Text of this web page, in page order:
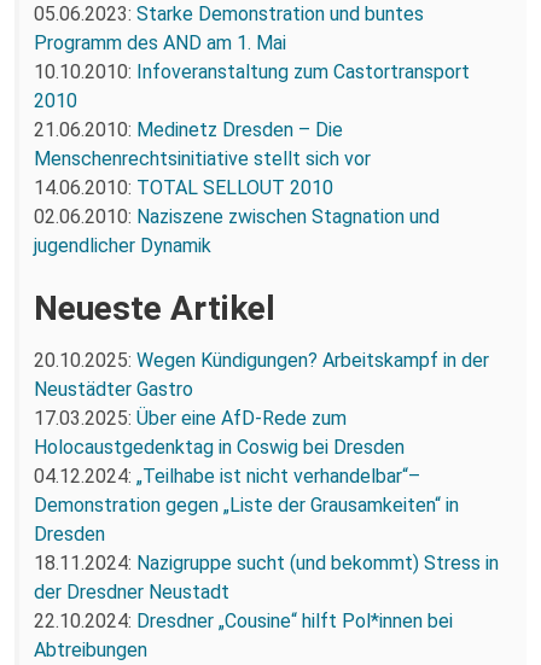
05.06.2023: Starke Demonstration und buntes
Programm des AND am 1. Mai
10.10.2010: Infoveranstaltung zum Castortransport
2010
21.06.2010: Medinetz Dresden – Die
Menschenrechtsinitiative stellt sich vor
14.06.2010: TOTAL SELLOUT 2010
02.06.2010: Naziszene zwischen Stagnation und
jugendlicher Dynamik
Neueste Artikel
20.10.2025: Wegen Kündigungen? Arbeitskampf in der
Neustädter Gastro
17.03.2025: Über eine AfD-Rede zum
Holocaustgedenktag in Coswig bei Dresden
04.12.2024: „Teilhabe ist nicht verhandelbar“–
Demonstration gegen „Liste der Grausamkeiten“ in
Dresden
18.11.2024: Nazigruppe sucht (und bekommt) Stress in
der Dresdner Neustadt
22.10.2024: Dresdner „Cousine“ hilft Pol*innen bei
Abtreibungen